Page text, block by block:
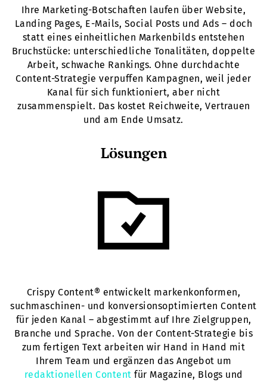
Ihre Marketing-Botschaften laufen über Website,
Landing Pages, E-Mails, Social Posts und Ads – doch
statt eines einheitlichen Markenbilds entstehen
Bruchstücke: unterschiedliche Tonalitäten, doppelte
Arbeit, schwache Rankings. Ohne durchdachte
Content-Strategie verpuffen Kampagnen, weil jeder
Kanal für sich funktioniert, aber nicht
zusammenspielt. Das kostet Reichweite, Vertrauen
und am Ende Umsatz.
Lösungen
Crispy Content® entwickelt markenkonformen,
suchmaschinen- und konversionsoptimierten Content
für jeden Kanal – abgestimmt auf Ihre Zielgruppen,
Branche und Sprache. Von der Content-Strategie bis
zum fertigen Text arbeiten wir Hand in Hand mit
Ihrem Team und ergänzen das Angebot um
redaktionellen Content für Magazine, Blogs und